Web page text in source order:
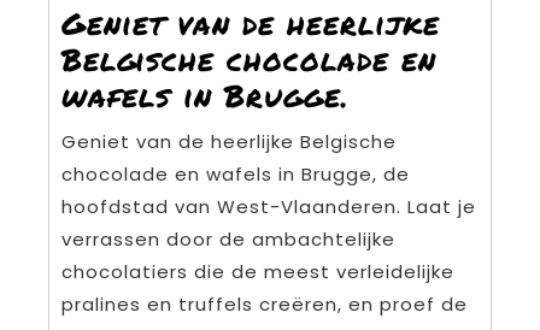
Geniet van de heerlijke
Belgische chocolade en
wafels in Brugge.
Geniet van de heerlijke Belgische
chocolade en wafels in Brugge, de
hoofdstad van West-Vlaanderen. Laat je
verrassen door de ambachtelijke
chocolatiers die de meest verleidelijke
pralines en truffels creëren, en proef de